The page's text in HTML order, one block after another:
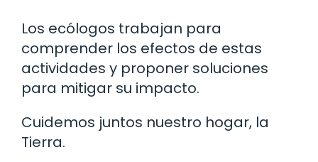
Los ecólogos trabajan para
comprender los efectos de estas
actividades y proponer soluciones
para mitigar su impacto.
Cuidemos juntos nuestro hogar, la
Tierra.